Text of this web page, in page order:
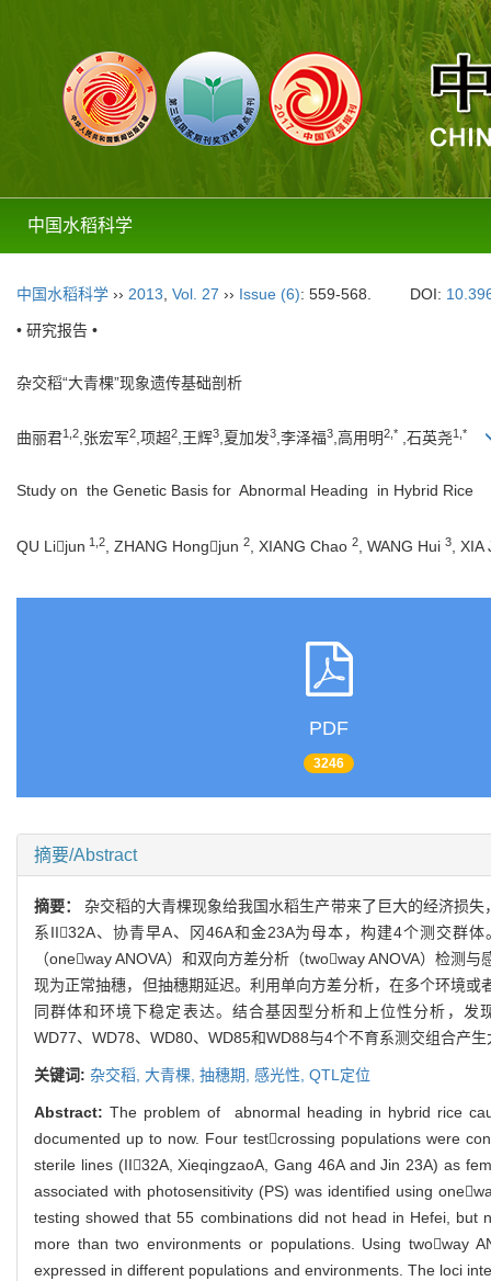
中国水稻科学
中国水稻科学 ›› 2013 Vol. 27 ›› Issue (6): 559-568. DOI:
• 研究报告 •
杂交稻“大青棵”现象遗传基础剖析
曲丽君1,2,张宏军2,项超2,王辉3,夏加发3,李泽福3,高用明2,* ,石英尧1,*
Study on the Genetic Basis for Abnormal Heading in Hybrid Rice
QU Lijun 1,2 , ZHANG Hongjun 2 , XIANG Chao 2 , WANG Hui 3 ,
PDF
3246
摘要/Abstract
摘要： 杂交稻的大青棵现象给我国水稻生产带来了巨大的经济损
系II32A、协青早A、冈46A和金23A为母本，构建4个测交群
（oneway ANOVA）和双向方差分析（twoway ANOVA）检测
现为正常抽穗，但抽穗期延迟。利用单向方差分析，在多个环境
同群体和环境下稳定表达。结合基因型分析和上位性分析，发
WD77、WD78、WD80、WD85和WD88与4个不育系测交组合产
关键词: 杂交稻, 大青棵, 抽穗期, 感光性, QTL定位
Abstract:The problem of abnormal heading in hybrid rice
documented up to now. Four testcrossing populations were
sterile lines (II32A, XieqingzaoA, Gang 46A and Jin 23A) as
associated with photosensitivity (PS) was identified using
testing showed that 55 combinations did not head in Hefei,
more than two environments or populations. Using twoway
expressed in different populations and environments. The loci